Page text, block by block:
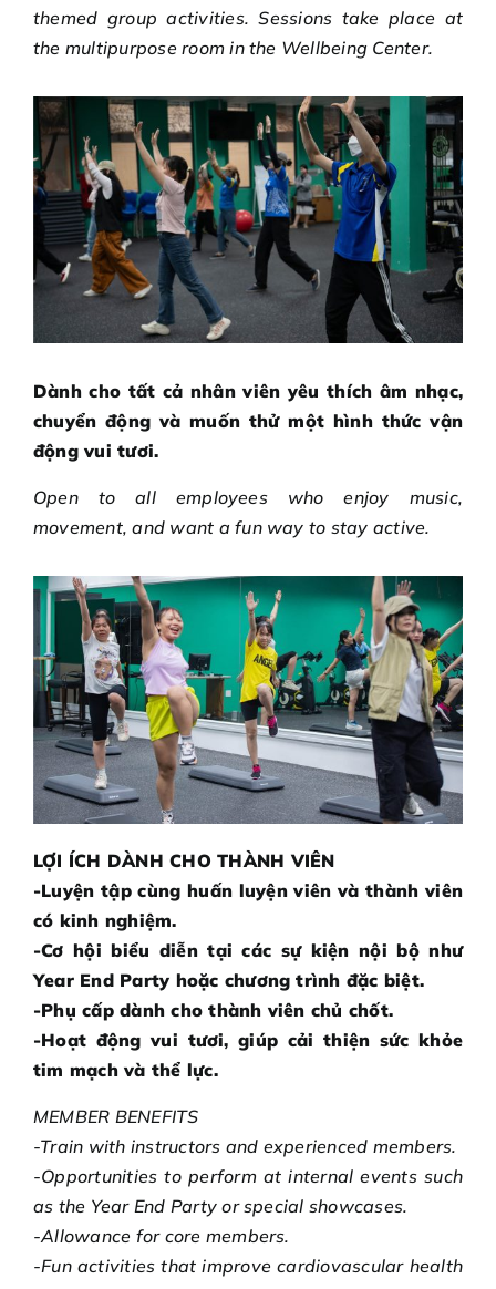
themed group activities. Sessions take place at
the multipurpose room in the Wellbeing Center.
Dành cho tất cả nhân viên yêu thích âm nhạc,
chuyển động và muốn thử một hình thức vận
động vui tươi.
Open to all employees who enjoy music,
movement, and want a fun way to stay active.
LỢI ÍCH DÀNH CHO THÀNH VIÊN
-Luyện tập cùng huấn luyện viên và thành viên
có kinh nghiệm.
-Cơ hội biểu diễn tại các sự kiện nội bộ như
Year End Party hoặc chương trình đặc biệt.
-Phụ cấp dành cho thành viên chủ chốt.
-Hoạt động vui tươi, giúp cải thiện sức khỏe
tim mạch và thể lực.
MEMBER BENEFITS
-Train with instructors and experienced members.
-Opportunities to perform at internal events such
as the Year End Party or special showcases.
-Allowance for core members.
-Fun activities that improve cardiovascular health